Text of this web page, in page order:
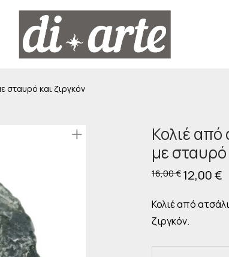
σταυρό και ζιργκόν
Κολιέ
με σταυρό
16,00€ Original
price
16,00 €.
12,00€
Κολιέ από
ζιργκόν.